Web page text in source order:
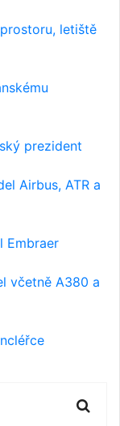
letiště
prezident
Airbus, ATR a
Embraer
včetně A380 a